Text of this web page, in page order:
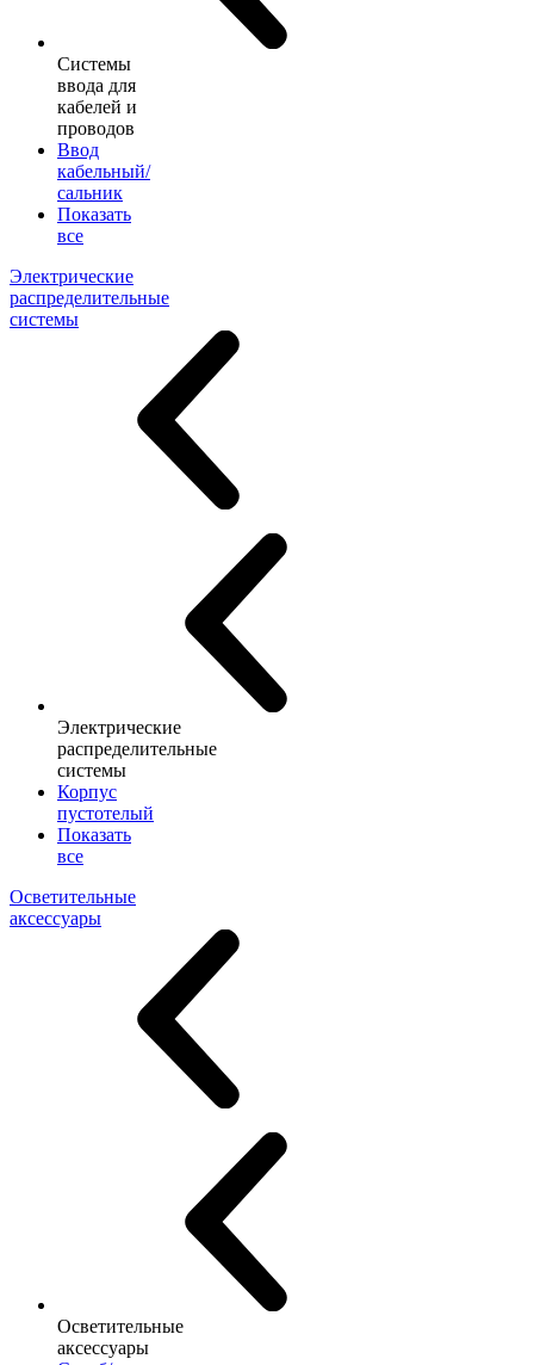
Системы
ввода для
кабелей и
проводов
Ввод
кабельный/
сальник
Показать
все
Электрические
распределительные
системы
Электрические
распределительные
системы
Корпус
пустотелый
Показать
все
Осветительные
аксессуары
Осветительные
аксессуары